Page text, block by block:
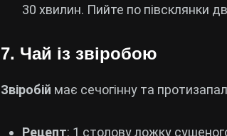
30 хвилин. Пийте по півсклянки
7. Чай із звіробою
Звіробій має сечогінну та
Рецепт: 1 столову ложку